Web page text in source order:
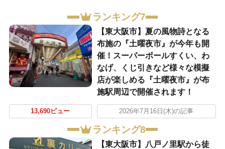
ランキング7
【東大阪市】夏の風物詩となる
布施の『土曜夜市』が今年も開
催！スーパーボールすくい、わ
なげ、くじ引きなど様々な模擬
店が楽しめる『土曜夜市』が布
施駅周辺で開催されます！
13,690ビュー 2026年7月16日(木)の記事
ランキング8
【東大阪市】八戸ノ里駅から徒